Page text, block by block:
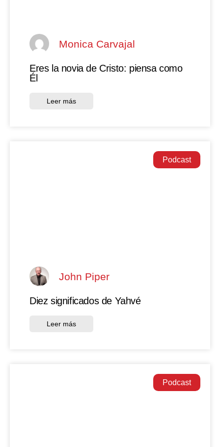
Monica Carvajal
Eres la novia de Cristo: piensa como
Él
Leer más
Podcast
John Piper
Diez significados de Yahvé
Leer más
Podcast